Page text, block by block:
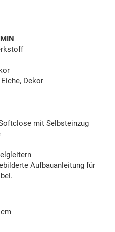
Dekor
mit Selbsteinzug
Aufbauanleitung für